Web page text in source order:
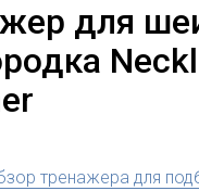
для
тренажера для